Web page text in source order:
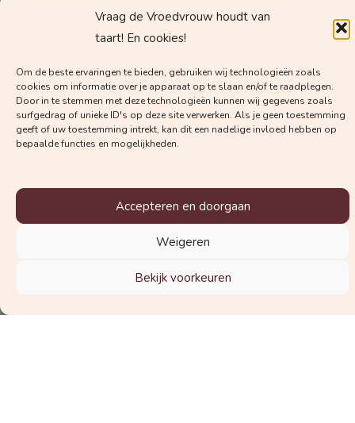
Vraag de Vroedvrouw houdt van
taart! En cookies!
Om de beste ervaringen te bieden, gebruiken wij technologieën zoals
cookies om informatie over je apparaat op te slaan en/of te raadplegen.
Door in te stemmen met deze technologieën kunnen wij gegevens zoals
surfgedrag of unieke ID's op deze site verwerken. Als je geen toestemming
geeft of uw toestemming intrekt, kan dit een nadelige invloed hebben op
bepaalde functies en mogelijkheden.
Accepteren en doorgaan
Weigeren
Bekijk voorkeuren
Welke nieuwsbrief wil je graag
ontvangen?
De nieuwsbrief voor zwangeren
De nieuwsbrief voor zorgverleners
Schrijf je in voor de nieuwsbrief
© 2025 Vraag de Vroedvrouw